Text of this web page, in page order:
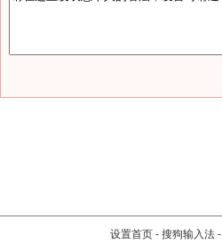
设置首页 - 搜狗输入法 -